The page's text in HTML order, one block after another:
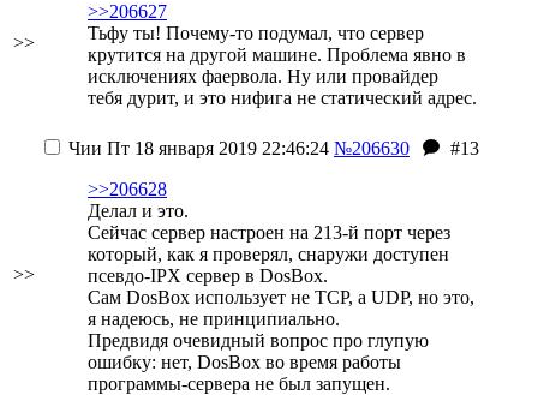
>>
>>206627
Тьфу ты! Почему-то подумал, что сервер
крутится на другой машине. Проблема явно в
исключениях фаервола. Ну или провайдер
тебя дурит, и это нифига не статический адрес.
>>
Чии Пт 18 января 2019 22:46:24 №206630
#13
>>206628
Делал и это.
Сейчас сервер настроен на 213-й порт через
который, как я проверял, снаружи доступен
псевдо-IPX сервер в DosBox.
Сам DosBox использует не TCP, а UDP, но это,
я надеюсь, не принципиально.
Предвидя очевидный вопрос про глупую
ошибку: нет, DosBox во время работы
программы-сервера не был запущен.